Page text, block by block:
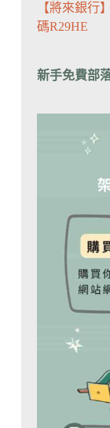
【將來銀行
碼R29HE
新手免費部